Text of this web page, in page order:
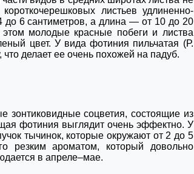
листьев удлиненно-
6 сантиметров, а длина — от 10 до 20
молодые красные побеги и листва
цвет. У вида фотиния пильчатая (Р.
делает ее очень похожей на падуб.
зонтиковидные соцветия, состоящие из
фотиния выглядит очень эффектно. У
тычинок, которые окружают от 2 до 5
резким ароматом, который довольно
в апреле–мае.